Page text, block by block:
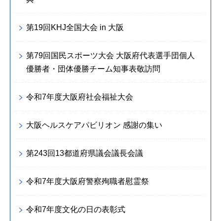
第19回KHJ全国大会 in 大阪
第79回国民スポーツ大会 大阪府代表選手団個人
優勝者・団体優勝チーム知事表敬訪問
令和7年度大阪府社会福祉大会
大阪ヘルスケアパビリオン 感謝の集い
第243回13都道府県議会議長会議
令和7年度大阪府警察殉職者慰霊祭
令和7年度文化の日の表彰式